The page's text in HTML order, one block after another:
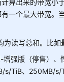
算出来的带宽
一个最大带宽。
读写总和。比如
强版（停售）
s/TiB、250MB/